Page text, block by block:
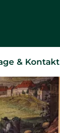
& Kontakt